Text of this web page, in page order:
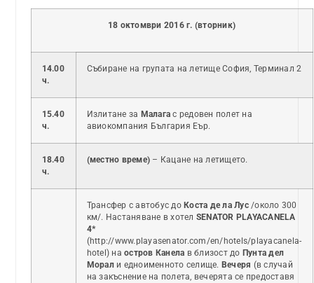
18 октомври 2016 г. (вторник)
14.00
ч.
Събиране на групата на летище София, Терминал 2
15.40
ч.
Излитане за Малага с редовен полет на
авиокомпания България Еър.
18.40
ч.
(местно време) – Кацане на летището.
Трансфер с автобус до Коста де ла Лус/около 300
км/. Настаняване в хотел SENATOR PLAYACANELA
4*
(http://www.playasenator.com/en/hotels/playacanela-
hotel) наостров Канела в близост до Пунта дел
Морали едноименното селище. Вечеря (в случай
на закъснение на полета, вечерята се предоставя